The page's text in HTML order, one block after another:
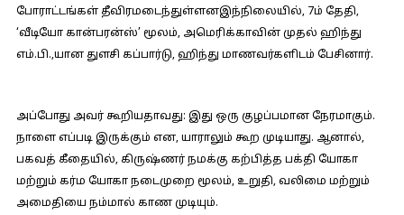
போராட்டங்கள் தீவிரமடைந்துள்ளனஇந்நிலையில், 7ம் தேதி,
‘வீடியோ கான்பரன்ஸ்’ மூலம், அமெரிக்காவின் முதல் ஹிந்து
எம்.பி.,யான துளசி கப்பார்டு, ஹிந்து மாணவர்களிடம் பேசினார்.
அப்போது அவர் கூறியதாவது: இது ஒரு குழப்பமான நேரமாகும்.
நாளை எப்படி இருக்கும் என, யாராலும் கூற முடியாது. ஆனால்,
பகவத் கீதையில், கிருஷ்ணர் நமக்கு கற்பித்த பக்தி யோகா
மற்றும் கர்ம யோகா நடைமுறை மூலம், உறுதி, வலிமை மற்றும்
அமைதியை நம்மால் காண முடியும்.